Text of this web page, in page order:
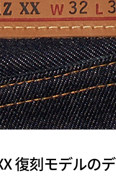
復刻モデルのデ